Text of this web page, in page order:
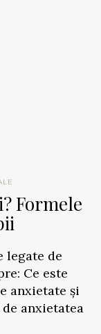
Formele
legate de
Ce este
anxietate și
anxietatea